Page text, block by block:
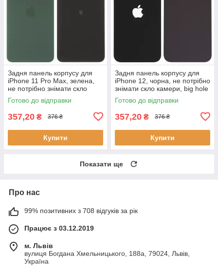
Задня панель корпусу для
iPhone 11 Pro Max, зелена,
не потрібно знімати скло
камери, big hole, matte
midnight
Готово до відправки
357,20 ₴ 376 ₴
Купити
Задня панель корпусу для
iPhone 12, чорна, не потрібно
знімати скло камери, big hole
Готово до відправки
357,20 ₴ 376 ₴
Купити
Показати ще
Про нас
99% позитивних з 708 відгуків за рік
Працює з 03.12.2019
м. Львів
вулиця Богдана Хмельницького, 188а, 79024, Львів,
Україна